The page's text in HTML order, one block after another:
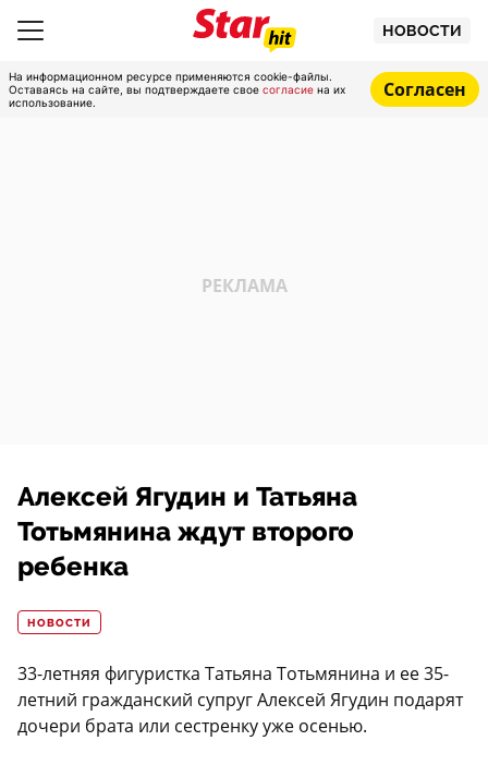
НОВОСТИ
На информационном ресурсе применяются cookie-файлы.
Оставаясь на сайте, вы подтверждаете свое согласие на их
использование.
Согласен
Алексей Ягудин и Татьяна
Тотьмянина ждут второго
ребенка
НОВОСТИ
33-летняя фигуристка Татьяна Тотьмянина и ее 35-
летний гражданский супруг Алексей Ягудин подарят
дочери брата или сестренку уже осенью.